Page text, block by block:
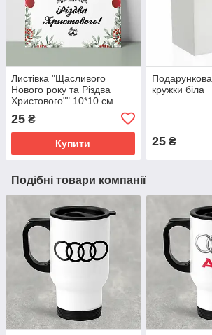
Листівка "Щасливого
Нового року та Різдва
Христового"" 10*10 см
25 ₴
Купити
кружки біла
25₴
Подібні товари компанії